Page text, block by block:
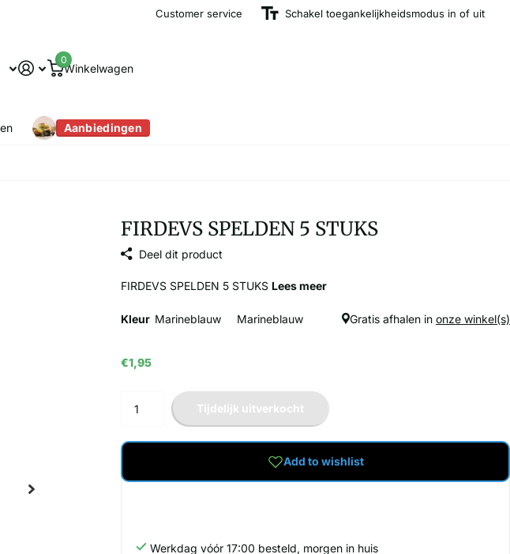
Customer service Schakel toegankelijkheidsmodus in of uit
Winkelwagen
0
Aanbiedingen
FIRDEVS SPELDEN 5 STUKS
Deel dit product
FIRDEVS SPELDEN 5 STUKS Lees meer
Kleur Marineblauw Marineblauw Gratis afhalen in onze winkel(s)
€1,95
Tijdelijk uitverkocht
Add to wishlist
Werkdag vóór 17:00 besteld, morgen in huis